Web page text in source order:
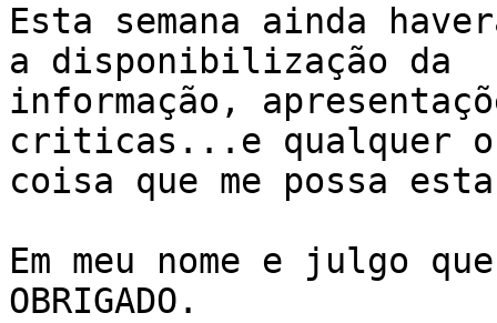
Esta semana ainda
a disponibilização da
informação,
criticas...e qualquer
coisa que me possa
Em meu nome e julgo
OBRIGADO.